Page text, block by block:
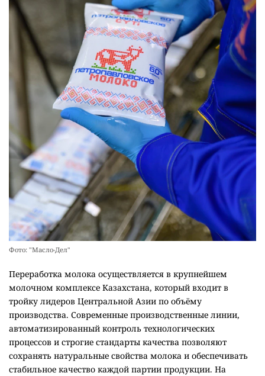
Фото: "Масло-Дел"
Переработка молока осуществляется в крупнейшем
молочном комплексе Казахстана, который входит в
тройку лидеров Центральной Азии по объёму
производства. Современные производственные линии,
автоматизированный контроль технологических
процессов и строгие стандарты качества позволяют
сохранять натуральные свойства молока и обеспечивать
стабильное качество каждой партии продукции. На